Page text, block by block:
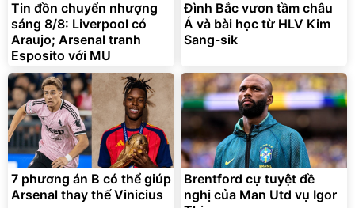
Tin đồn chuyển nhượng
sáng 8/8: Liverpool có
Araujo; Arsenal tranh
Esposito với MU
Đình Bắc vươn tầm châu
Á và bài học từ HLV Kim
Sang-sik
7 phương án B có thể giúp
Arsenal thay thế Vinicius
Brentford cự tuyệt đề
nghị của Man Utd vụ Igor